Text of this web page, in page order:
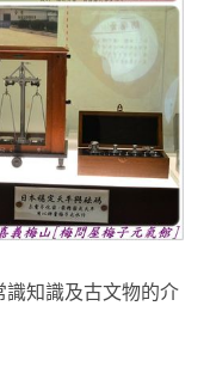
知識及古文物的介